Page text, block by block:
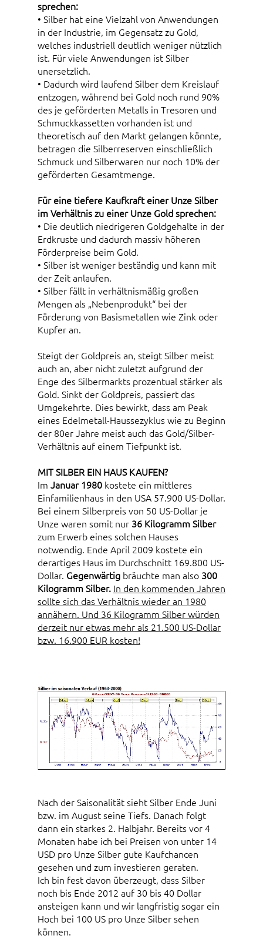
sprechen:
• Silber hat eine Vielzahl von Anwendungen
in der Industrie, im Gegensatz zu Gold,
welches industriell deutlich weniger nützlich
ist. Für viele Anwendungen ist Silber
unersetzlich.
• Dadurch wird laufend Silber dem Kreislauf
entzogen, während bei Gold noch rund 90%
des je geförderten Metalls in Tresoren und
Schmuckkassetten vorhanden ist und
theoretisch auf den Markt gelangen könnte,
betragen die Silberreserven einschließlich
Schmuck und Silberwaren nur noch 10% der
geförderten Gesamtmenge.
Für eine tiefere Kaufkraft einer Unze Silber
im Verhältnis zu einer Unze Gold sprechen:
• Die deutlich niedrigeren Goldgehalte in der
Erdkruste und dadurch massiv höheren
Förderpreise beim Gold.
• Silber ist weniger beständig und kann mit
der Zeit anlaufen.
• Silber fällt in verhältnismäßig großen
Mengen als „Nebenprodukt“ bei der
Förderung von Basismetallen wie Zink oder
Kupfer an.
Steigt der Goldpreis an, steigt Silber meist
auch an, aber nicht zuletzt aufgrund der
Enge des Silbermarkts prozentual stärker als
Gold. Sinkt der Goldpreis, passiert das
Umgekehrte. Dies bewirkt, dass am Peak
eines Edelmetall-Haussezyklus wie zu Beginn
der 80er Jahre meist auch das Gold/Silber-
Verhältnis auf einem Tiefpunkt ist.
MIT SILBER EIN HAUS KAUFEN?
Im Januar 1980 kostete ein mittleres
Einfamilienhaus in den USA 57.900 US-Dollar.
Bei einem Silberpreis von 50 US-Dollar je
Unze waren somit nur 36 Kilogramm Silber
zum Erwerb eines solchen Hauses
notwendig. Ende April 2009 kostete ein
derartiges Haus im Durchschnitt 169.800 US-
Dollar. Gegenwärtig bräuchte man also 300
Kilogramm Silber. In den kommenden Jahren
sollte sich das Verhältnis wieder an 1980
annähern. Und 36 Kilogramm Silber würden
derzeit nur etwas mehr als 21.500 US-Dollar
bzw. 16.900 EUR kosten!
Nach der Saisonalität sieht Silber Ende Juni
bzw. im August seine Tiefs. Danach folgt
dann ein starkes 2. Halbjahr. Bereits vor 4
Monaten habe ich bei Preisen von unter 14
USD pro Unze Silber gute Kaufchancen
gesehen und zum investieren geraten.
Ich bin fest davon überzeugt, dass Silber
noch bis Ende 2012 auf 30 bis 40 Dollar
ansteigen kann und wir langfristig sogar ein
Hoch bei 100 US pro Unze Silber sehen
können.